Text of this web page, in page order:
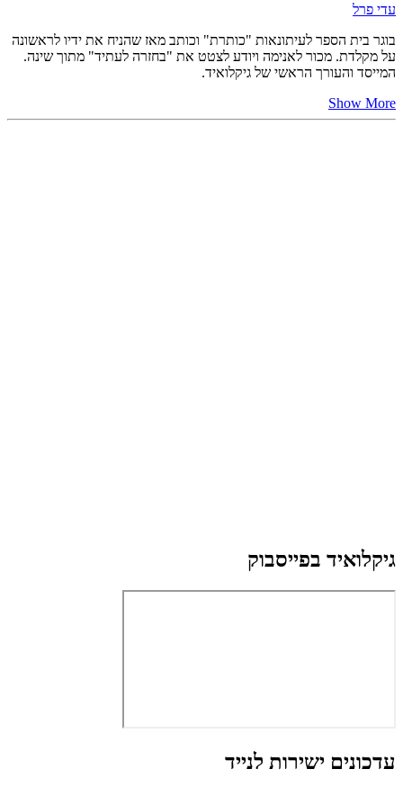
עדי פרל
בוגר בית הספר לעיתונאות "כותרת" וכותב מאז שהניח את ידיו לראשונה
על מקלדת. מכור לאנימה ויודע לצטט את "בחזרה לעתיד" מתוך שינה.
המייסד והעורך הראשי של גיקלואיד.
Show More
גיקלואיד בפייסבוק
עדכונים ישירות לנייד